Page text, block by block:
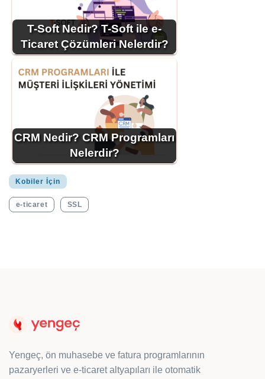
T-Soft Nedir? T-Soft ile e-
Ticaret Çözümleri Nelerdir?
CRM Nedir? CRM Programları
Nelerdir?
Kobiler İçin
e-ticaret SSL
Yengeç, ön muhasebe ve fatura programlarının
pazaryerleri ve e-ticaret altyapıları ile otomatik